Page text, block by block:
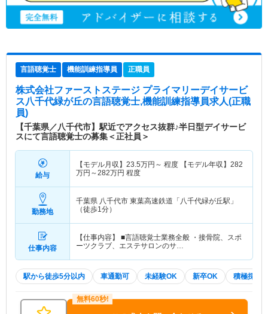
言語聴覚士 機能訓練指導員 正職員
株式会社ファーストステージ プライマリーデイサービ
ス八千代緑が丘の言語聴覚士,機能訓練指導員求人(正職
員)
【千葉県／八千代市】駅近でアクセス抜群♪半日型デイサービ
スにて言語聴覚士の募集＜正社員＞
給与
【モデル月収】 23.5万円～ 程度 【モデル年収】 282
万円～282万円 程度
勤務地
千葉県 八千代市 東葉高速鉄道「八千代緑が丘駅」
（徒歩1分）
仕事内容
【仕事内容】 ■言語聴覚士業務全般 ・接骨院、スポ
ーツクラブ、エステサロンのサ…
駅から徒歩5分以内 車通勤可 未経験OK 新卒OK 積極採用